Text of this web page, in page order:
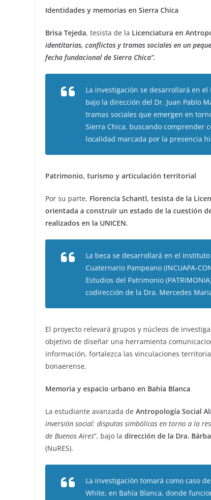
Identidades y memorias en Sierra Chica
Brisa Tejeda, tesista de la Licenciatura en
identitarias, conflictos y tramas sociales en un
fecha fundacional de Sierra Chica”.
La investigación se desarrollará en el
bajo la dirección del Dr. Juan Pablo
tramas sociales que emergen en
Sierra Chica, buscando comprender
localidad marcada por la presencia
Patrimonio, turismo y articulación territorial
Por su parte, Florencia Schantl, tesista de la
orientada a construir un estado de la cuestión
realizados en la UNICEN.
La beca se desarrollará en el
Cuaternario Pampeano (INCUAPA-
Estudios del Patrimonio
codirección de la Dra. Mercedes
El proyecto relevará grupos y núcleos de
objetivo de diseñar una herramienta
información, fortalezca las vinculaciones
bonaerense.
Memoria y espacio urbano en Bahía Blanca
La estudiante avanzada de Antropología Social
inversión social: disputas simbólicas en torno a la
de Buenos Aires”, bajo la dirección de la Dra.
(NuRES).
La investigación tomará como caso
White, en Bahía Blanca, donde